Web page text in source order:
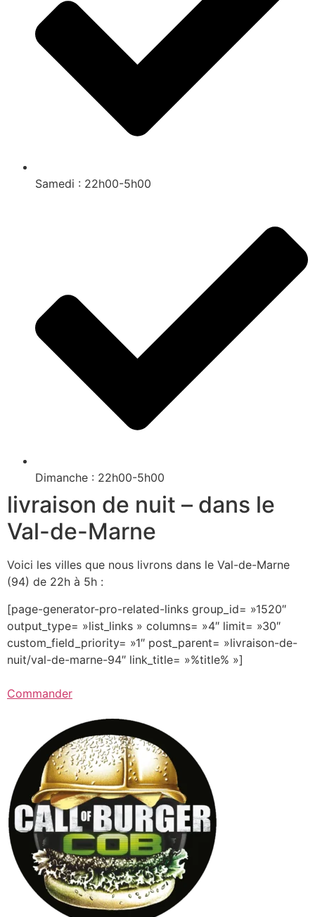
Samedi : 22h00-5h00
Dimanche : 22h00-5h00
livraison de nuit – dans le
Val-de-Marne
Voici les villes que nous livrons dans le Val-de-Marne
(94) de 22h à 5h :
[page-generator-pro-related-links group_id= »1520″
output_type= »list_links » columns= »4″ limit= »30″
custom_field_priority= »1″ post_parent= »livraison-de-
nuit/val-de-marne-94″ link_title= »%title% »]
Commander